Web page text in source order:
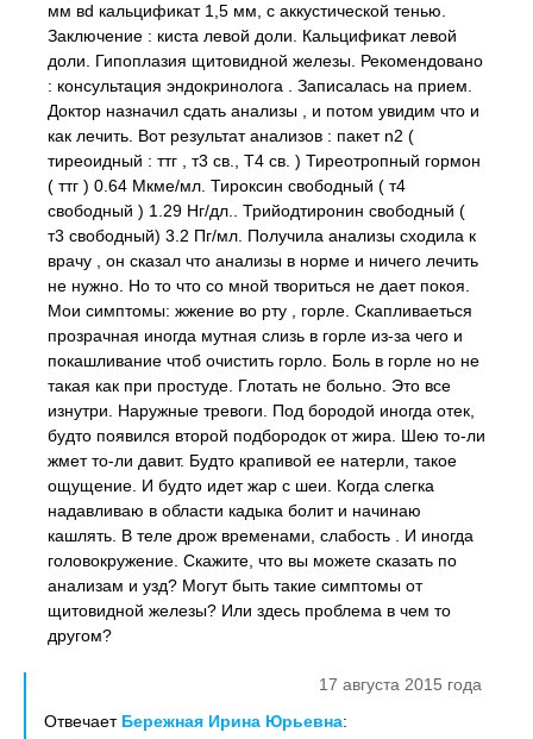
мм вd кальцификат 1,5 мм, с аккустической тенью.
Заключение : киста левой доли. Кальцификат левой
доли. Гипоплазия щитовидной железы. Рекомендовано
: консультация эндокринолога . Записалась на прием.
Доктор назначил сдать анализы , и потом увидим что и
как лечить. Вот результат анализов : пакет n2 (
тиреоидный : ттг , т3 св., Т4 св. ) Тиреотропный гормон
( ттг ) 0.64 Мкме/мл. Тироксин свободный ( т4
свободный ) 1.29 Нг/дл.. Трийодтиронин свободный (
т3 свободный) 3.2 Пг/мл. Получила анализы сходила к
врачу , он сказал что анализы в норме и ничего лечить
не нужно. Но то что со мной твориться не дает покоя.
Мои симптомы: жжение во рту , горле. Скапливаеться
прозрачная иногда мутная слизь в горле из-за чего и
покашливание чтоб очистить горло. Боль в горле но не
такая как при простуде. Глотать не больно. Это все
изнутри. Наружные тревоги. Под бородой иногда отек,
будто появился второй подбородок от жира. Шею то-ли
жмет то-ли давит. Будто крапивой ее натерли, такое
ощущение. И будто идет жар с шеи. Когда слегка
надавливаю в области кадыка болит и начинаю
кашлять. В теле дрож временами, слабость . И иногда
головокружение. Скажите, что вы можете сказать по
анализам и узд? Могут быть такие симптомы от
щитовидной железы? Или здесь проблема в чем то
другом?
17 августа 2015 года
Отвечает Бережная Ирина Юрьевна: